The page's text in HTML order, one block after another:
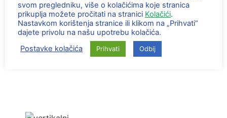
svom pregledniku, više o kolačićima koje stranica
prikuplja možete pročitati na stranici Kolačići.
Nastavkom korištenja stranice ili klikom na „Prihvati“
dajete privolu na našu upotrebu kolačića.
Postavke kolačića
Prihvati Odbij